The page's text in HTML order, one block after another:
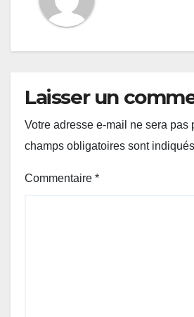
Laisser un
Votre adresse e-mail ne sera pas
champs obligatoires sont
Commentaire *